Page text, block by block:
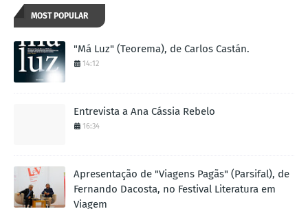
MOST POPULAR
"Má Luz" (Teorema), de Carlos Castán.
14:12
Entrevista a Ana Cássia Rebelo
16:34
Apresentação de "Viagens Pagãs" (Parsifal), de
Fernando Dacosta, no Festival Literatura em
Viagem